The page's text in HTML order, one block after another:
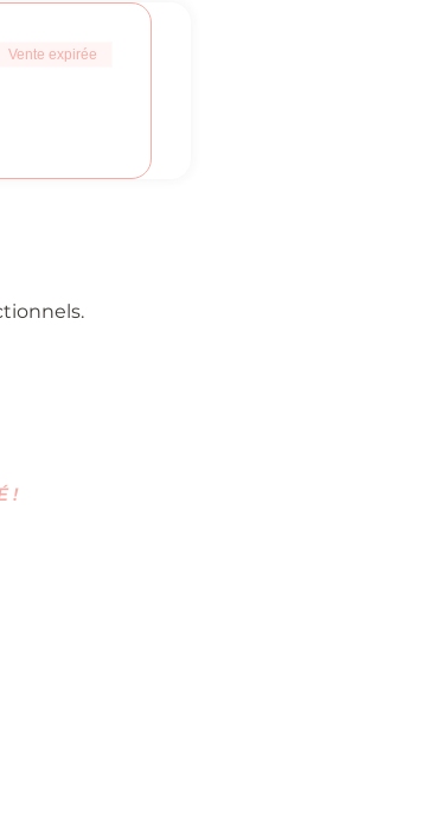
Vente expirée
!